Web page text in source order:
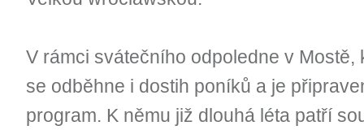
V rámci svátečního odpoledne v Mostě,
se odběhne i dostih poníků a je
program. K němu již dlouhá léta patří